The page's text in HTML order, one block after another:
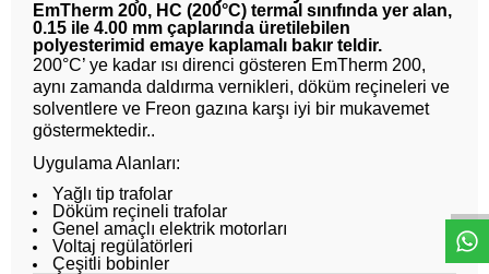
EmTherm 200, HC (200°C) termal sınıfında yer alan,
0.15 ile 4.00 mm çaplarında üretilebilen
polyesterimid emaye kaplamalı bakır teldir.
200°C’ ye kadar ısı direnci gösteren EmTherm 200,
aynı zamanda daldırma vernikleri, döküm reçineleri ve
solventlere ve Freon gazına karşı iyi bir mukavemet
göstermektedir..
Uygulama Alanları:
Yağlı tip trafolar
Döküm reçineli trafolar
Genel amaçlı elektrik motorları
Voltaj regülatörleri
Çeşitli bobinler